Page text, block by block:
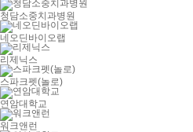
청담소중치과병원
네오딘바이오랩
리제닉스
스파크펫(놀로)
연암대학교
워크앤런